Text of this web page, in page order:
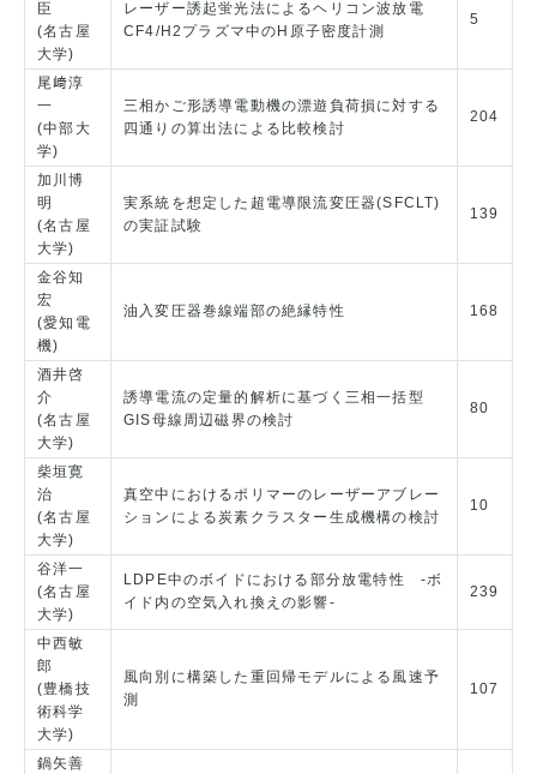
臣
(名古屋
大学)
レーザー誘起蛍光法によるヘリコン波放電
CF4/H2プラズマ中のH原子密度計測
5
尾﨑淳
一
(中部大
学)
三相かご形誘導電動機の漂遊負荷損に対する
四通りの算出法による比較検討
204
加川博
明
(名古屋
大学)
実系統を想定した超電導限流変圧器(SFCLT)
の実証試験
139
金谷知
宏
(愛知電
機)
油入変圧器巻線端部の絶縁特性 168
酒井啓
介
(名古屋
大学)
誘導電流の定量的解析に基づく三相一括型
GIS母線周辺磁界の検討
80
柴垣寛
治
(名古屋
大学)
真空中におけるポリマーのレーザーアブレー
ションによる炭素クラスター生成機構の検討
10
谷洋一
(名古屋
大学)
LDPE中のボイドにおける部分放電特性 -ボ
イド内の空気入れ換えの影響-
239
中西敏
郎
(豊橋技
術科学
大学)
風向別に構築した重回帰モデルによる風速予
測
107
鍋矢善